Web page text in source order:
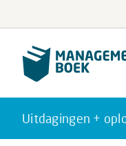
Uitdagingen +